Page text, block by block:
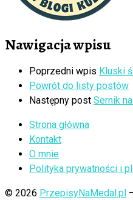
Nawigacja wpisu
Poprzedni wpis Kluski
Powrót do listy postów
Następny post Sernik
Strona główna
Kontakt
O mnie
Polityka prywatności i
© 2026 PrzepisyNaMedal.pl